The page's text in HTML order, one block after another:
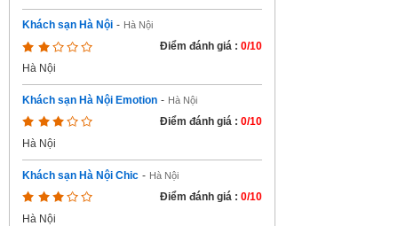
Khách sạn Hà Nội - Hà Nội
Điểm đánh giá : 0/10
Hà Nội
Khách sạn Hà Nội Emotion - Hà Nội
Điểm đánh giá : 0/10
Hà Nội
Khách sạn Hà Nội Chic - Hà Nội
Điểm đánh giá : 0/10
Hà Nội